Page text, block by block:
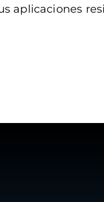
aplicaciones